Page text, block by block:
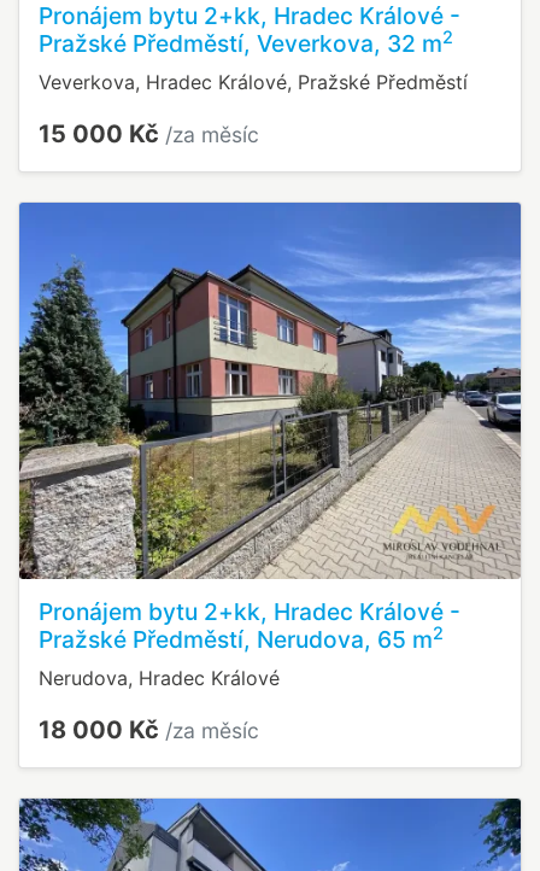
Pronájem bytu 2+kk, Hradec Králové -
Pražské Předměstí, Veverkova, 32 m2
Veverkova, Hradec Králové, Pražské Předměstí
15 000 Kč /za měsíc
Pronájem bytu 2+kk, Hradec Králové -
Pražské Předměstí, Nerudova, 65 m2
Nerudova, Hradec Králové
18 000 Kč /za měsíc